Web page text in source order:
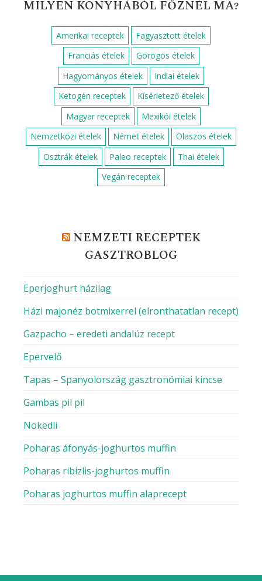
MILYEN KONYHÁBÓL FŐZNÉL MA?
Amerikai receptek
Fagyasztott ételek
Franciás ételek
Görögös ételek
Hagyományos ételek
Indiai ételek
Ketogén receptek
Kísérletező ételek
Magyar receptek
Mexikói ételek
Nemzetközi ételek
Német ételek
Olaszos ételek
Osztrák ételek
Paleo receptek
Thai ételek
Vegán receptek
NEMZETI RECEPTEK
GASZTROBLOG
Eperjoghurt házilag
Házi majonéz botmixerrel (elronthatatlan recept)
Gazpacho – eredeti andalúz recept
Epervelő
Tapas – Spanyolország gasztronómiai kincse
Gambas pil pil
Nokedli
Poharas áfonyás-joghurtos muffin
Poharas ribizlis-joghurtos muffin
Poharas joghurtos muffin alaprecept